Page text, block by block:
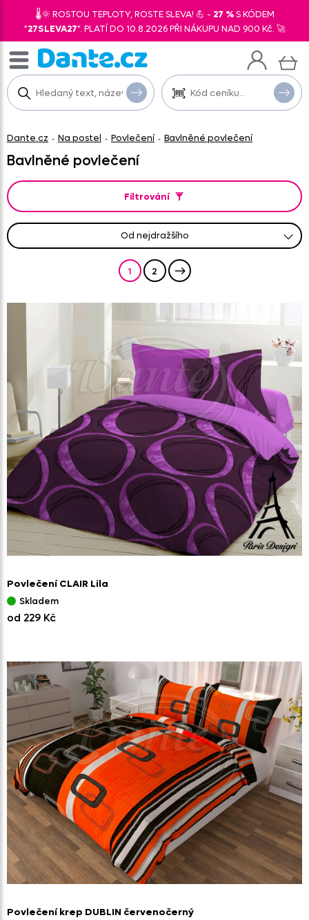
🌡️🌞 ROSTOU TEPLOTY, ROSTE SLEVA! 💪 - 27 %S KÓDEM
"27SLEVA27". PLATÍ DO 10.8.2026 PŘI NÁKUPU NAD 900 Kč. 🚀
Dante.cz - Na postel - Povlečení - Bavlněné povlečení
Bavlněné povlečení
od nejdražšího
Filtrování
1 2
Povlečení CLAIR Lila
Skladem
od 229 Kč
Povlečení krep DUBLIN červenočerný